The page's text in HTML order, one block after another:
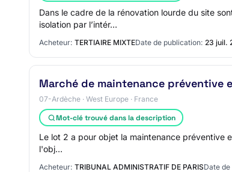
Dans le cadre de la rénovation lourde du site
isolation par l’intér…
Acheteur: TERTIAIRE MIXTEDate de publication: 23 juil.
Marché de maintenance préventive
07-Ardèche · West Europe · France
Mot-clé trouvé dans la description
Le lot 2 a pour objet la maintenance préventive
l'obj…
Acheteur: TRIBUNAL ADMINISTRATIF DE PARISDate